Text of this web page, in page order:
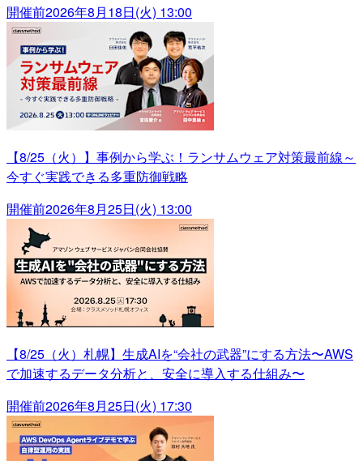
開催前2026年8月18日(火) 13:00
【8/25（火）】事例から学ぶ！ランサムウェア対策最前線～
今すぐ実践できる多重防御戦略
開催前2026年8月25日(火) 13:00
【8/25（火）札幌】生成AIを“会社の武器”にする方法〜AWS
で加速するデータ分析と、安全に導入する仕組み〜
開催前2026年8月25日(火) 17:30